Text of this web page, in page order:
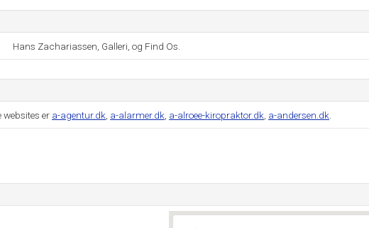
Hans Zachariassen, Galleri, og Find Os.
er a-agentur.dk a-alarmer.dk a-alroee-kiropraktor.dk a-andersen.dk